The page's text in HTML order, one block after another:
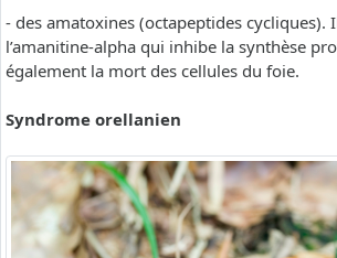
- des amatoxines (octapeptides cycliques).
l’amanitine-alpha qui inhibe la synthèse
également la mort des cellules du foie.
Syndrome orellanien